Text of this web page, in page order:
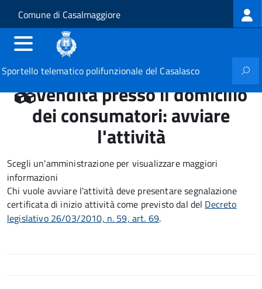
Salta al contenuto principale
Skip to site navigation
Comune di Casalmaggiore
Sportello telematico polifunzionale del Casalasco
Vendita presso il domicilio
dei consumatori: avviare
l'attività
Scegli un'amministrazione per visualizzare maggiori
informazioni
Chi vuole avviare l'attività deve presentare segnalazione
certificata di inizio attività come previsto dal del Decreto
legislativo 26/03/2010, n. 59, art. 69.